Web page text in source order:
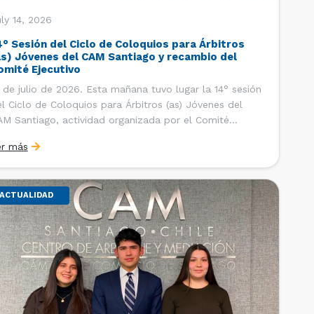
14, 2026
Sesión del Ciclo de Coloquios para Árbitros
Jóvenes del CAM Santiago y recambio del
Ejecutivo
de julio de 2026. Esta mañana tuvo lugar la 14° sesión
Ciclo de Coloquios para Árbitros (as) Jóvenes del
Santiago, actividad organizada por el Comité
y Relaciones Internacionales del Centro, con la
de que los integrantes […]
más
ACTUALIDAD